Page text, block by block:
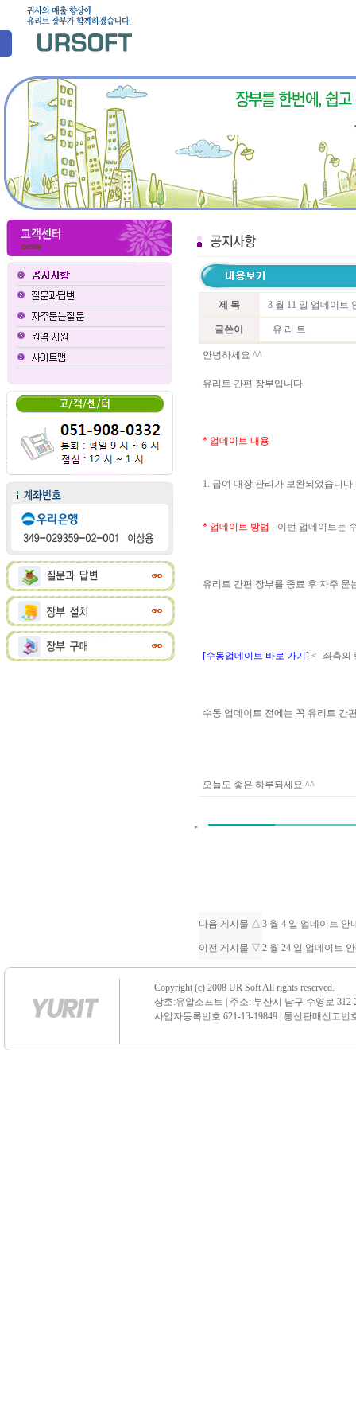
제 목 3 월 11 일 업데이트
글쓴이 유 리 트
안녕하세요 ^^
유리트 간편 장부입니다
* 업데이트 내용
1. 급여 대장 관리가 보완되었습니다.
* 업데이트 방법 - 이번 업데이트는
유리트 간편 장부를 종료 후 자주
[수동업데이트 바로 가기] <- 좌측의
수동 업데이트 전에는 꼭 유리트 간
오늘도 좋은 하루되세요 ^^
다음 게시물 △ 3 월 4 일 업데이트 안
이전 게시물 ▽ 2 월 24 일 업데이트
Copyright (c) 2008 UR Soft All rights reserved.
상호:유알소프트 | 주소: 부산시 남구 수영로 312
사업자등록번호:621-13-19849 | 통신판매신고번